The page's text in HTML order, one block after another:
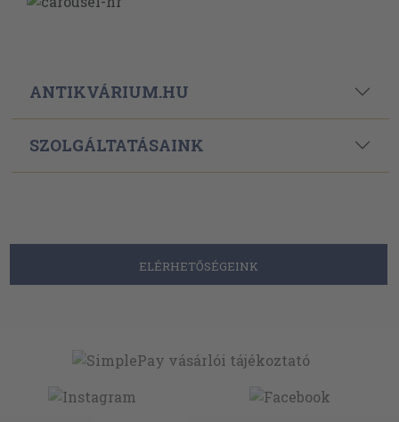
ANTIKVÁRIUM.HU
SZOLGÁLTATÁSAINK
ELÉRHETŐSÉGEINK